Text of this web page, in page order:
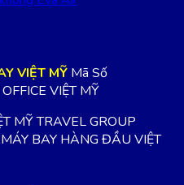
VIỆT MỸ Mã Số
VIỆT MỸ
MỸ TRAVEL GROUP
BAY HÀNG ĐẦU VIỆT